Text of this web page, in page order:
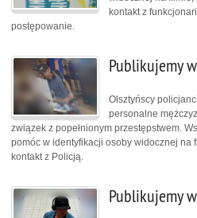
kontakt z
postępowanie.
Publikujemy
Olsztyńscy
personalne
związek z popełnionym przestępstwem.
pomóc w identyfikacji osoby widocznej na
kontakt z Policją.
Publikujemy